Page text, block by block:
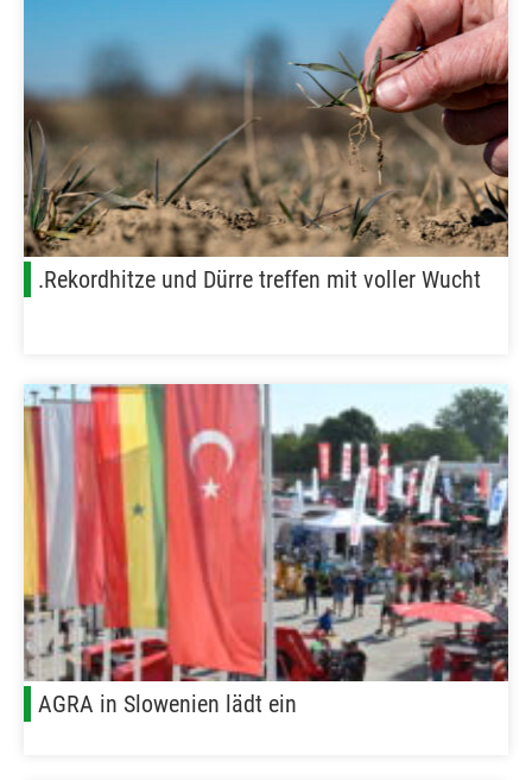
.Rekordhitze und Dürre treffen mit voller Wucht
AGRA in Slowenien lädt ein